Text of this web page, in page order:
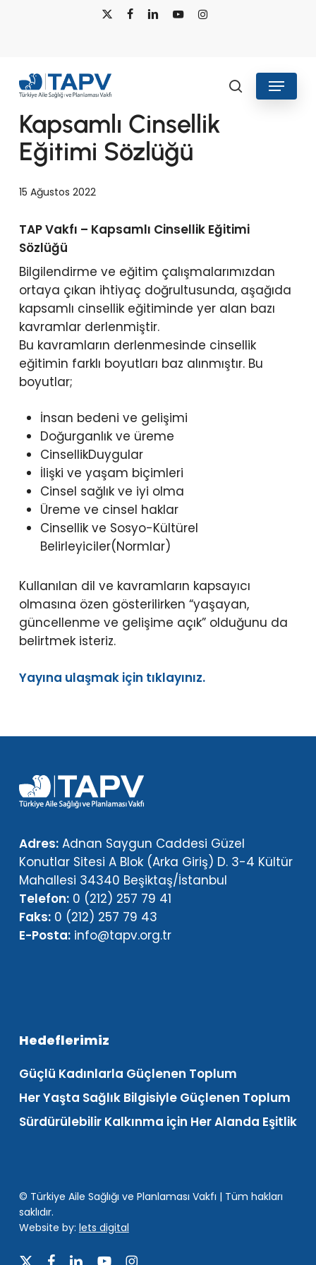
x-
facebooklinkedin youtubeinstagram
search
Menu
Kapsamlı Cinsellik
Eğitimi Sözlüğü
15 Ağustos 2022
TAP Vakfı – Kapsamlı Cinsellik Eğitimi
Sözlüğü
Bilgilendirme ve eğitim çalışmalarımızdan
ortaya çıkan ihtiyaç doğrultusunda, aşağıda
kapsamlı cinsellik eğitiminde yer alan bazı
kavramlar derlenmiştir.
Bu kavramların derlenmesinde cinsellik
eğitimin farklı boyutları baz alınmıştır. Bu
boyutlar;
İnsan bedeni ve gelişimi
Doğurganlık ve üreme
CinsellikDuygular
İlişki ve yaşam biçimleri
Cinsel sağlık ve iyi olma
Üreme ve cinsel haklar
Cinsellik ve Sosyo-Kültürel
Belirleyiciler(Normlar)
Kullanılan dil ve kavramların kapsayıcı
olmasına özen gösterilirken “yaşayan,
güncellenme ve gelişime açık” olduğunu da
belirtmek isteriz.
Yayına ulaşmak için tıklayınız.
Adres:Adnan Saygun Caddesi Güzel
Konutlar Sitesi A Blok (Arka Giriş) D. 3-4 Kültür
Mahallesi 34340 Beşiktaş/İstanbul
Telefon: 0 (212) 257 79 41
Faks:0 (212) 257 79 43
E-Posta: info@tapv.org.tr
Hedeflerimiz
Güçlü Kadınlarla Güçlenen Toplum
Her Yaşta Sağlık Bilgisiyle Güçlenen Toplum
Sürdürülebilir Kalkınma için Her Alanda Eşitlik
© Türkiye Aile Sağlığı ve Planlaması Vakfı | Tüm hakları
saklıdır.
Website by: lets digital
x- facebooklinkedinyoutubeinstagram